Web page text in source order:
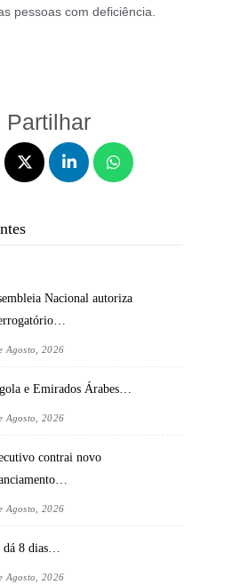
pessoas com deficiência.
Partilhar
Nacional autoriza
Agosto, 2026
e Emirados Árabes…
Agosto, 2026
contrai novo
Agosto, 2026
8 dias…
Agosto, 2026